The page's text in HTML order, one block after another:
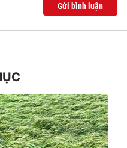
Gửi bình luận